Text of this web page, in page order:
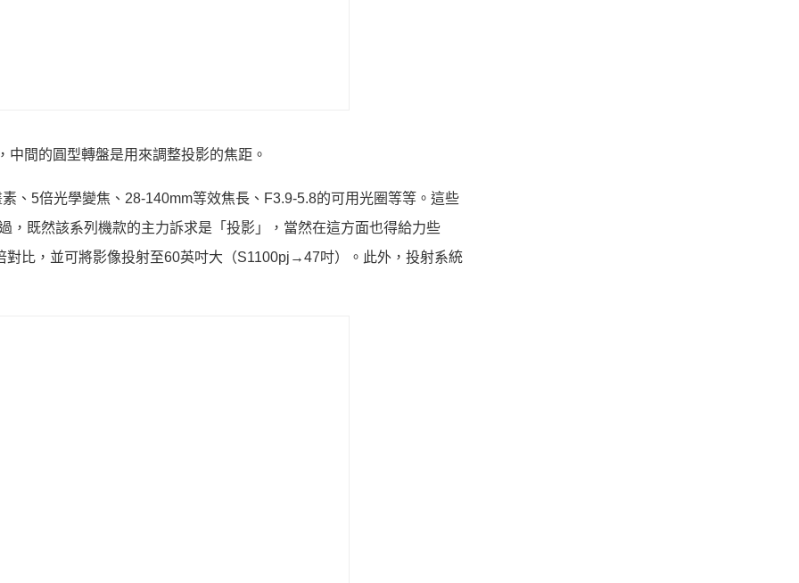
間的圓型轉盤是用來調整投影的焦距。
、5倍光學變焦、28-140mm等效焦長、F3.9-5.8的可用光圈等等。這些
，既然該系列機款的主力訴求是「投影」，當然在這方面也得給力些
比，並可將影像投射至60英吋大（S1100pj→47吋）。此外，投射系統